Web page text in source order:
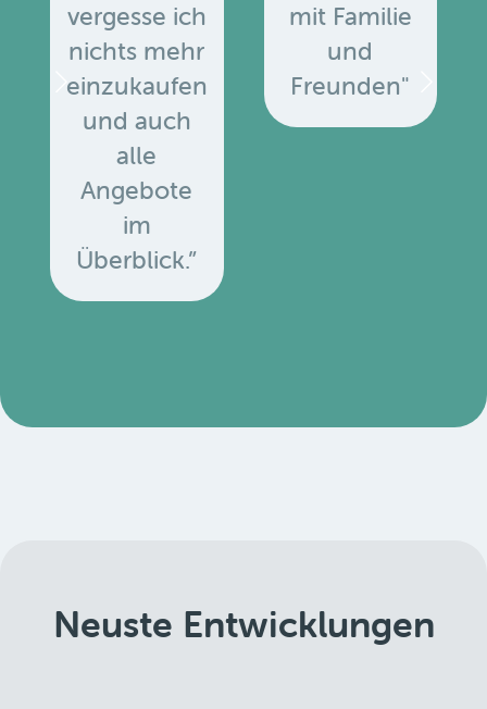
vergesse ich
nichts mehr
einzukaufen
und auch
alle
Angebote
im
Überblick.”
mit Familie
und
Freunden"
Neuste Entwicklungen